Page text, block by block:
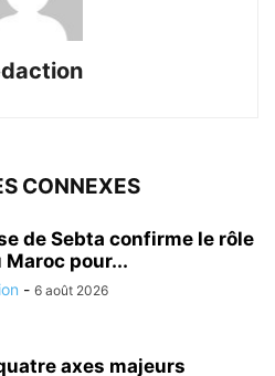
CONNEXES
de Sebta confirme le rôle
Maroc pour...
- 6 août 2026
axes majeurs